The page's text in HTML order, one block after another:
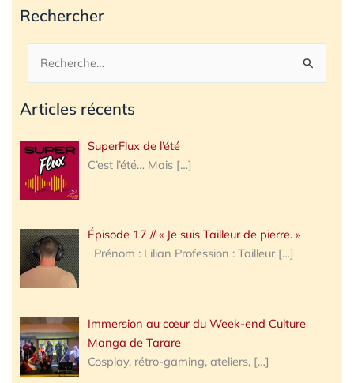
Rechercher
Rechercher :
Articles récents
SuperFlux de l’été
C’est l’été… Mais […]
Épisode 17 // « Je suis Tailleur de pierre. »
Prénom : Lilian Profession : Tailleur […]
Immersion au cœur du Week-end Culture
Manga de Tarare
Cosplay, rétro-gaming, ateliers, […]